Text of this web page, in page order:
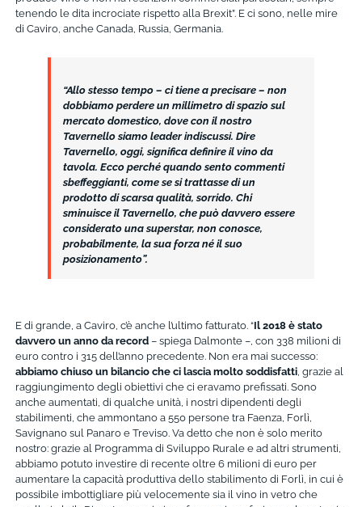
tenendo le dita incrociate rispetto alla Brexit”. E ci sono, nelle mire
di Caviro, anche Canada, Russia, Germania.
“Allo stesso tempo – ci tiene a precisare – non
dobbiamo perdere un millimetro di spazio sul
mercato domestico, dove con il nostro
Tavernello siamo leader indiscussi. Dire
Tavernello, oggi, significa definire il vino da
tavola. Ecco perché quando sento commenti
sbeffeggianti, come se si trattasse di un
prodotto di scarsa qualità, sorrido. Chi
sminuisce il Tavernello, che può davvero essere
considerato una superstar, non conosce,
probabilmente, la sua forza né il suo
posizionamento”.
E di grande, a Caviro, c’è anche l’ultimo fatturato. “Il 2018 è stato
davvero un anno da record – spiega Dalmonte –, con 338 milioni di
euro contro i 315 dell’anno precedente. Non era mai successo:
abbiamo chiuso un bilancio che ci lascia molto soddisfatti , grazie al
raggiungimento degli obiettivi che ci eravamo prefissati. Sono
anche aumentati, di qualche unità, i nostri dipendenti degli
stabilimenti, che ammontano a 550 persone tra Faenza, Forlì,
Savignano sul Panaro e Treviso. Va detto che non è solo merito
nostro: grazie al Programma di Sviluppo Rurale e ad altri strumenti,
abbiamo potuto investire di recente oltre 6 milioni di euro per
aumentare la capacità produttiva dello stabilimento di Forlì, in cui è
possibile imbottigliare più velocemente sia il vino in vetro che